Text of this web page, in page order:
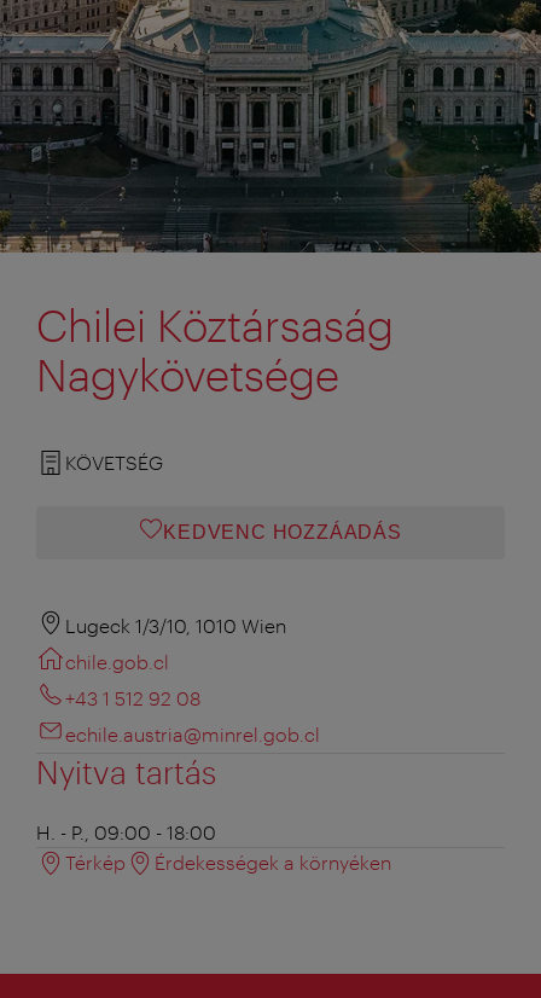
Chilei Köztársaság
Nagykövetsége
KÖVETSÉG
KEDVENC HOZZÁADÁS
Lugeck 1/3/10, 1010 Wien
chile.gob.cl
+43 1 512 92 08
echile.austria@minrel.gob.cl
Nyitva tartás
H. - P., 09:00 - 18:00
Térkép
Érdekességek a környéken